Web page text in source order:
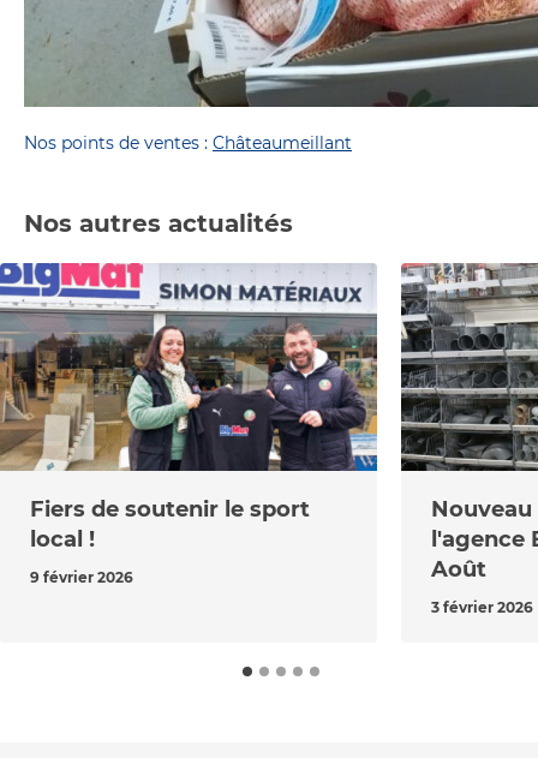
Nos points de ventes : Châteaumeillant
Nos autres actualités
Fiers de soutenir le sport
local !
9 février 2026
l'agence
Août
3 février 2026